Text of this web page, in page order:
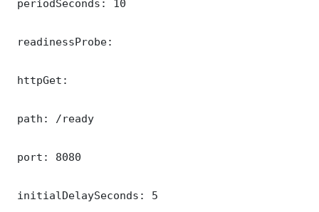
periodSeconds: 10
readinessProbe:
httpGet:
path: /ready
port: 8080
initialDelaySeconds: 5